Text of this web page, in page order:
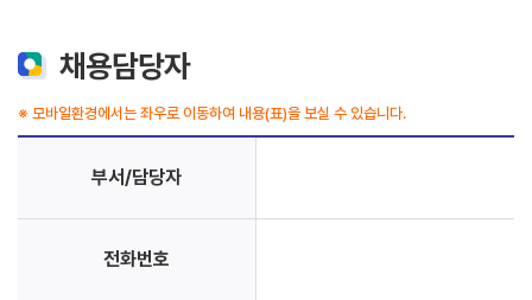
채용담당자
※ 모바일환경에서는 좌우로 이동하여 내용(표)을 보실 수 있습니다.
부서/담당자
전화번호